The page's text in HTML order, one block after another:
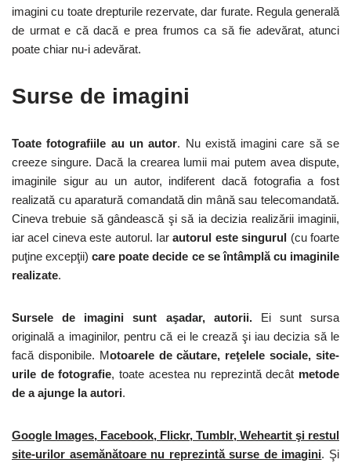
imagini cu toate drepturile rezervate, dar furate. Regula generală
de urmat e că dacă e prea frumos ca să fie adevărat, atunci
poate chiar nu-i adevărat.
Surse de imagini
Toate fotografiile au un autor. Nu există imagini care să se
creeze singure. Dacă la crearea lumii mai putem avea dispute,
imaginile sigur au un autor, indiferent dacă fotografia a fost
realizată cu aparatură comandată din mână sau telecomandată.
Cineva trebuie să gândească şi să ia decizia realizării imaginii,
iar acel cineva este autorul. Iarautorul este singurul (cu foarte
puţine excepţii)care poate decide ce se întâmplă cu imaginile
realizate.
Sursele de imagini sunt aşadar, autorii.Ei sunt sursa
originală a imaginilor, pentru că ei le crează şi iau decizia să le
facă disponibile. Motoarele de căutare, reţelele sociale, site-
urile de fotografie, toate acestea nu reprezintă decât metode
de a ajunge la autori.
Google Images, Facebook, Flickr, Tumblr, Weheartit şi restul
site-urilor asemănătoare nu reprezintă surse de imagini. Şi